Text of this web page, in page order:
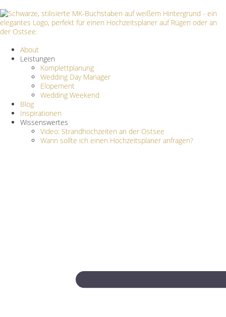
About
Leistungen
Komplettplanung
Wedding Day Manager
Elopement
Wedding Weekend
Blog
Inspirationen
Wissenswertes
Video: Strandhochzeiten an der Ostsee
Wann sollte ich einen Hochzeitsplaner anfragen?